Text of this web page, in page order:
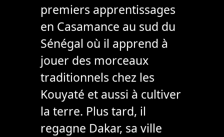
premiers apprentissages
en Casamance au sud du
Sénégal où il apprend à
jouer des morceaux
traditionnels chez les
Kouyaté et aussi à cultiver
la terre. Plus tard, il
regagne Dakar, sa ville